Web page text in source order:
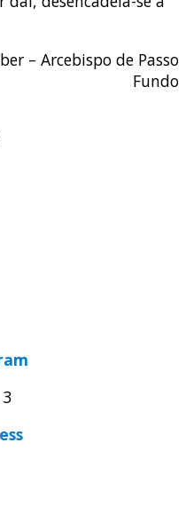
– Arcebispo de Passo
Fundo